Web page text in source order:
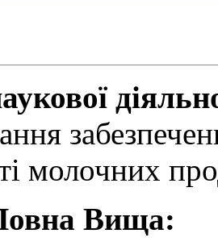
молочних
Вища: